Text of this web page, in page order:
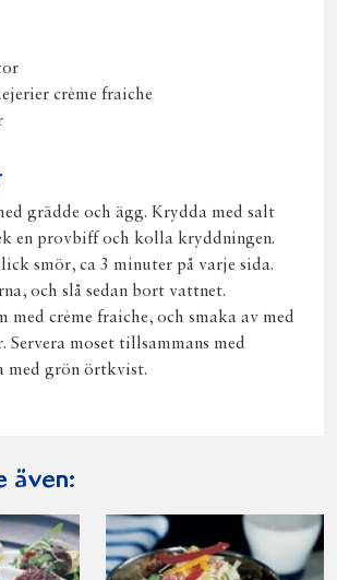
crème fraiche
grädde och ägg. Krydda med salt
en provbiff och kolla kryddningen.
smör, ca 3 minuter på varje sida.
och slå sedan bort vattnet.
med crème fraiche, och smaka av med
Servera moset tillsammans med
med grön örtkvist.
även: